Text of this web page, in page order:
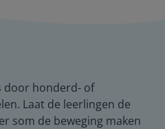
door honderd- of
Laat de leerlingen de
som de beweging maken